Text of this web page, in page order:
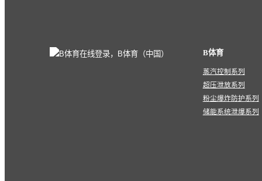
B体育
蒸汽控制系列
超压泄放系列
粉尘爆炸防护系列
储能系统泄爆系列